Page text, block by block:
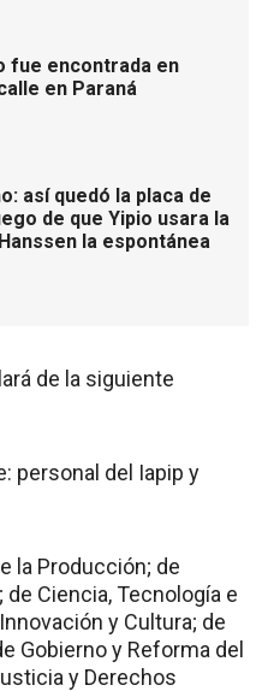
fue encontrada en
en Paraná
así quedó la placa de
de que Yipio usara la
la espontánea
de la siguiente
personal del Iapip y
la Producción; de
Ciencia, Tecnología e
y Cultura; de
Gobierno y Reforma del
y Derechos